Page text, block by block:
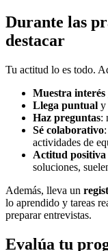
Durante las
destacar
Tu actitud lo es todo.
Muestra
Llega puntual y
Haz preguntas:
Sé colaborativo
actividades de
Actitud
soluciones,
Además, lleva un
lo aprendido y tareas
preparar entrevistas.
Evalúa tu